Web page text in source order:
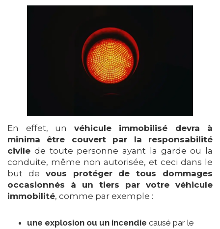
En effet, un véhicule immobilisé devra à
minima être couvert par la responsabilité
civile de toute personne ayant la garde ou la
conduite, même non autorisée, et ceci dans le
but de vous protéger de tous dommages
occasionnés à un tiers par votre véhicule
immobilité, comme par exemple :
une explosion ou un incendie causé par le